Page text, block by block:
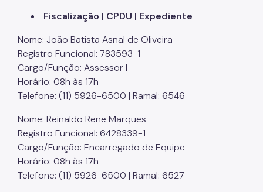
Fiscalização | CPDU | Expediente
Nome: João Batista Asnal de Oliveira
Registro Funcional: 783593-1
Cargo/Função: Assessor I
Horário: 08h às 17h
Telefone: (11) 5926-6500 | Ramal: 6546
Nome: Reinaldo Rene Marques
Registro Funcional: 6428339-1
Cargo/Função: Encarregado de Equipe
Horário: 08h às 17h
Telefone: (11) 5926-6500 | Ramal: 6527